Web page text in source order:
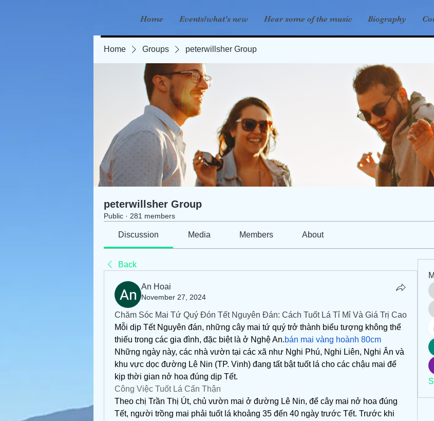
Home Events/what's new Hear some of the music Biography
Home Groups peterwillsher Group
peterwillsher Group
Public · 281 members
Discussion Media Members About
Back
An Hoai
November 27, 2024
Chăm Sóc Mai Tứ Quý Đón Tết Nguyên Đán: Cách Tuốt Lá Tỉ Mỉ Và Giá Trị Cao
Mỗi dịp Tết Nguyên đán, những cây mai tứ quý trở thành biểu tượng không thể
thiếu trong các gia đình, đặc biệt là ở Nghệ An.bán mai vàng hoành 80cm
Những ngày này, các nhà vườn tại các xã như Nghi Phú, Nghi Liên, Nghi Ân và
khu vực dọc đường Lê Nin (TP. Vinh) đang tất bật tuốt lá cho các chậu mai để
kịp thời gian nở hoa đúng dịp Tết.
Công Việc Tuốt Lá Cẩn Thận
Theo chị Trần Thị Út, chủ vườn mai ở đường Lê Nin, để cây mai nở hoa đúng
Tết, người trồng mai phải tuốt lá khoảng 35 đến 40 ngày trước Tết. Trước khi